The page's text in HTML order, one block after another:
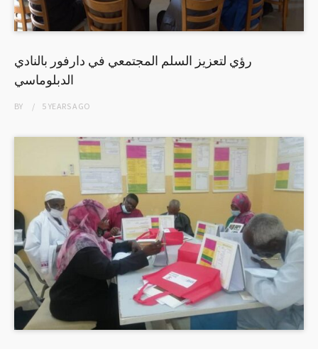
رؤي لتعزيز السلم المجتمعي في دارفور بالنادي
الدبلوماسي
BY 5 YEARSAGO